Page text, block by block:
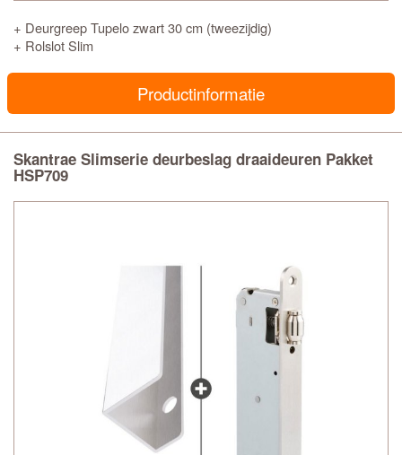
+ Deurgreep Tupelo zwart 30 cm (tweezijdig)
+ Rolslot Slim
Productinformatie
Skantrae Slimserie deurbeslag draaideuren Pakket
HSP709